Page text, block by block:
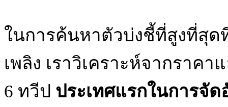
ในการค้นหาตัวบ่งชี้ที่สูงที่สุ
เพลิง เราวิเคราะห์จากราคา
6 ทวีป ประเทศแรกในการจั